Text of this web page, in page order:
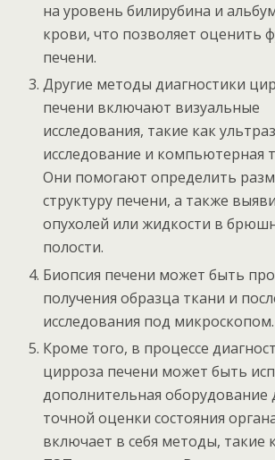
на уровень билирубина и
крови, что позволяет оценить
печени.
Другие методы диагностики
печени включают визуальные
исследования, такие как
исследование и компьютерная
Они помогают определить
структуру печени, а также
опухолей или жидкости в
полости.
Биопсия печени может быть
получения образца ткани и
исследования под микроскопом.
Кроме того, в процессе
цирроза печени может быть
дополнительная оборудование
точной оценки состояния
включает в себя методы, такие